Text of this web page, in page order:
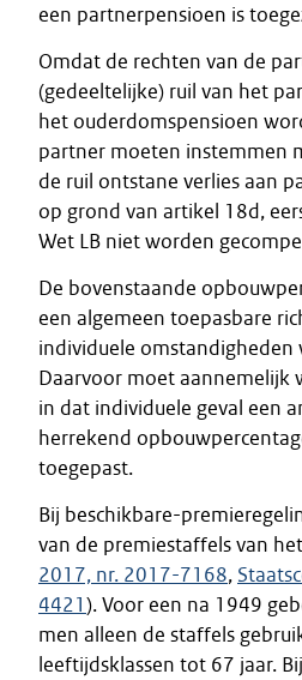
een partnerpensioen is
Omdat de rechten van de
(gedeeltelijke) ruil van het
het ouderdomspensioen
partner moeten instemmen
de ruil ontstane verlies aan
op grond van artikel 18d,
Wet LB niet worden
De bovenstaande
een algemeen toepasbare
individuele omstandigheden
Daarvoor moet aannemelijk
in dat individuele geval een
herrekend
toegepast.
Bij beschikbare-
van de premiestaffels van het
2017, nr. 2017-7168,
4421). Voor een na 1949
men alleen de staffels
leeftijdsklassen tot 67 jaar.